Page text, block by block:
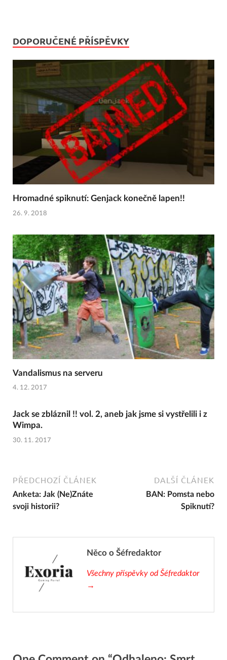
DOPORUČENÉ PŘÍSPĚVKY
Hromadné spiknutí: Genjack konečně lapen!!
26. 9. 2018
Vandalismus na serveru
4. 12. 2017
Jack se zbláznil !! vol. 2, aneb jak jsme si vystřelili i z
Wimpa.
30. 11. 2017
PŘEDCHOZÍ ČLÁNEK
Anketa: Jak (Ne)Znáte
svoji historii?
DALŠÍ ČLÁNEK
BAN: Pomsta nebo
Spiknutí?
Něco o Šéfredaktor
Všechny příspěvky od Šéfredaktor
→